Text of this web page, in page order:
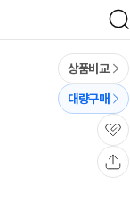
검
색
상품비교
대량구매
관
심